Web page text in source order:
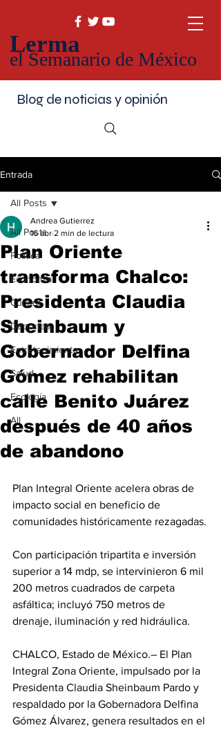
Lerma
el Semanario de México
Blog de noticias y opinión
Entrada
All Posts
Política
Economía
Cultura
Deportes
Entretenimiento
Salud
Ecología
All
All Posts
Plan Oriente
transforma Chalco:
Presidenta Claudia
Sheinbaum y
Gobernador Delfina
Gómez rehabilitan
calle Benito Juárez
después de 40 años
de abandono
Andrea Gutierrez
16 abr 2 min de lectura
Plan Integral Oriente acelera obras de
impacto social en beneficio de
comunidades históricamente rezagadas.
Con participación tripartita e inversión
superior a 14 mdp, se intervinieron 6 mil
200 metros cuadrados de carpeta
asfáltica; incluyó 750 metros de
drenaje, iluminación y red hidráulica.
CHALCO, Estado de México.– El Plan
Integral Zona Oriente, impulsado por la
Presidenta Claudia Sheinbaum Pardo y
respaldado por la Gobernadora Delfina
Gómez Álvarez, genera resultados en el